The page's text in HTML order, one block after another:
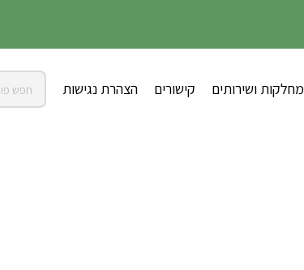
מחלקות ושירותים קישורים הצהרת נגישות